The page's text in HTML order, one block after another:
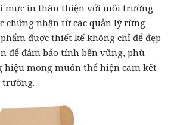
mực in thân thiện với môi trường
chứng nhận từ các quản lý rừng
được thiết kế không chỉ để đẹp
để đảm bảo tính bền vững, phù
hiệu mong muốn thể hiện cam kết
trường.